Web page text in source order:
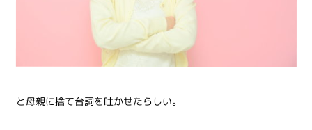
と母親に捨て台詞を吐かせたらしい。